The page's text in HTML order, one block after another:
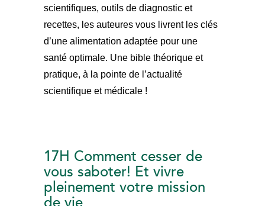
scientifiques, outils de diagnostic et
recettes, les auteures vous livrent les clés
d’une alimentation adaptée pour une
santé optimale. Une bible théorique et
pratique, à la pointe de l’actualité
scientifique et médicale !
17H Comment cesser de
vous saboter! Et vivre
pleinement votre mission